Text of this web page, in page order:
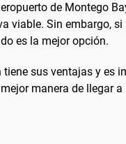
de Montego
viable. Sin embargo,
es la mejor opción.
tiene sus ventajas y es
manera de llegar